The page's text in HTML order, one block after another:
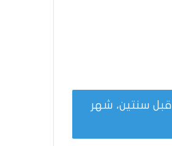
قبل سنتين، شهر